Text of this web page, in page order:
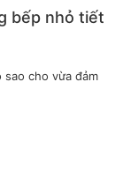
bếp nhỏ tiết
cho vừa đảm